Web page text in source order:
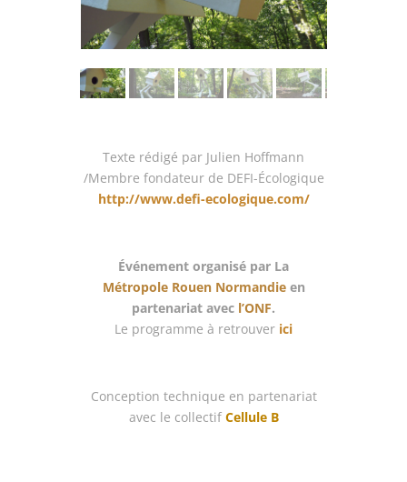
Texte rédigé par Julien Hoffmann
/Membre fondateur de DEFI-Écologique
http://www.defi-ecologique.com/
Événement organisé par La
Métropole Rouen Normandieen
partenariat avec l’ONF.
Le programme à retrouver ici
Conception technique en partenariat
avec le collectif Cellule B